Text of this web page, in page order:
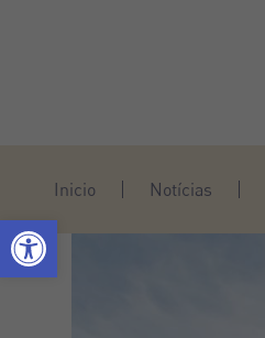
Inicio Notícias